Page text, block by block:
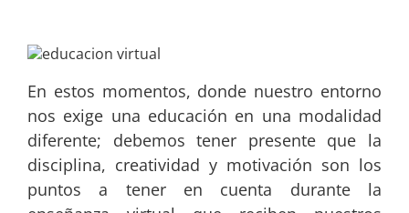
En estos momentos, donde nuestro entorno
nos exige una educación en una modalidad
diferente; debemos tener presente que la
disciplina, creatividad y motivación son los
puntos a tener en cuenta durante la